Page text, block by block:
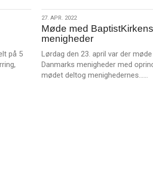
på 5
27.
apr.
2022
27. APR. 2022
Møde med
menigheder
Lørdag den 23. april var der
Danmarks menigheder med
mødet deltog menighedernes……